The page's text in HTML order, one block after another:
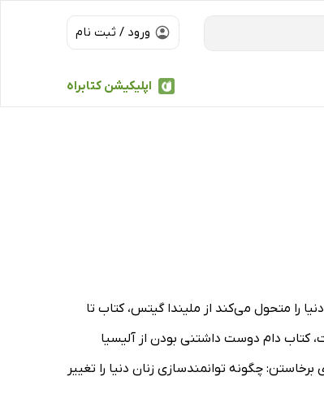
ورود / ثبت نام
اپلیکیشن کتابراه
را متحول می‌کند از ملیندا گیتس، کتاب تا
کتاب دام دوست داشتنی بودن از آلیسیا
چگونه توانمندسازی زنان دنیا را تغییر